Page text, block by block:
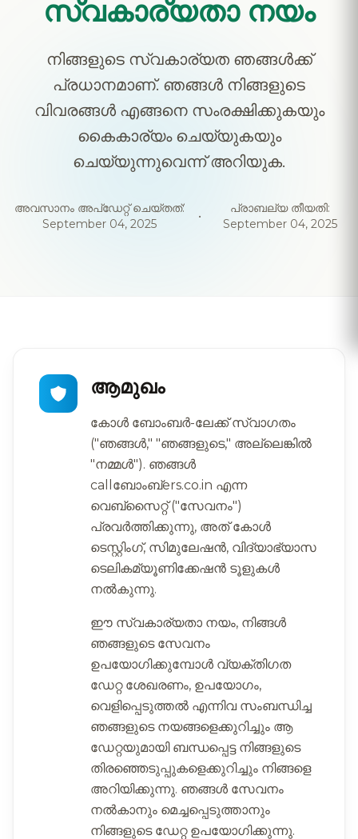
സ്വകാര്യതാ നയം
നിങ്ങളുടെ സ്വകാര്യത ഞങ്ങൾക്ക്
പ്രധാനമാണ്. ഞങ്ങൾ നിങ്ങളുടെ
വിവരങ്ങൾ എങ്ങനെ സംരക്ഷിക്കുകയും
കൈകാര്യം ചെയ്യുകയും
ചെയ്യുന്നുവെന്ന് അറിയുക.
അവസാനം അപ്ഡേറ്റ് ചെയ്തത്:
September 04, 2025
•
പ്രാബല്യ തീയതി:
September 04, 2025
ആമുഖം
കോൾ ബോംബർ-ലേക്ക് സ്വാഗതം
("ഞങ്ങൾ," "ഞങ്ങളുടെ," അല്ലെങ്കിൽ
"നമ്മൾ"). ഞങ്ങൾ
callബോംബ്ers.co.in എന്ന
വെബ്സൈറ്റ് ("സേവനം")
പ്രവർത്തിക്കുന്നു, അത് കോൾ
ടെസ്റ്റിംഗ്, സിമുലേഷൻ, വിദ്യാഭ്യാസ
ടെലികമ്യൂണിക്കേഷൻ ടൂളുകൾ
നൽകുന്നു.
ഈ സ്വകാര്യതാ നയം, നിങ്ങൾ
ഞങ്ങളുടെ സേവനം
ഉപയോഗിക്കുമ്പോൾ വ്യക്തിഗത
ഡേറ്റ ശേഖരണം, ഉപയോഗം,
വെളിപ്പെടുത്തൽ എന്നിവ സംബന്ധിച്ച
ഞങ്ങളുടെ നയങ്ങളെക്കുറിച്ചും ആ
ഡേറ്റയുമായി ബന്ധപ്പെട്ട നിങ്ങളുടെ
തിരഞ്ഞെടുപ്പുകളെക്കുറിച്ചും നിങ്ങളെ
അറിയിക്കുന്നു. ഞങ്ങൾ സേവനം
നൽകാനും മെച്ചപ്പെടുത്താനും
നിങ്ങളുടെ ഡേറ്റ ഉപയോഗിക്കുന്നു.